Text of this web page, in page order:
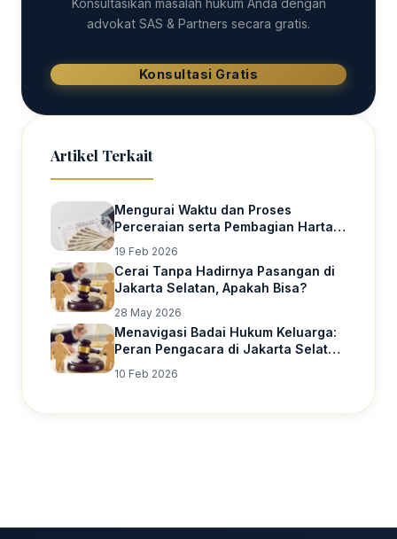
Konsultasikan masalah hukum Anda dengan
advokat SAS & Partners secara gratis.
Konsultasi Gratis
Artikel Terkait
Mengurai Waktu dan Proses
Perceraian serta Pembagian Harta
19 Feb 2026
Cerai Tanpa Hadirnya Pasangan di
Jakarta Selatan, Apakah Bisa?
28 May 2026
Menavigasi Badai Hukum Keluarga:
Peran Pengacara di Jakarta Selatan
Anak
10 Feb 2026